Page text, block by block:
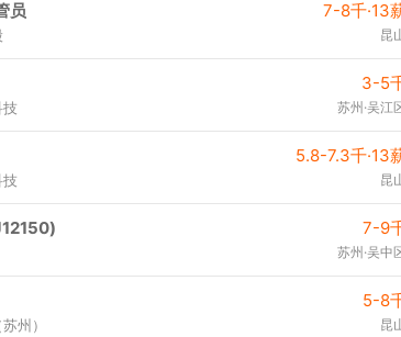
员 7-8千·13
昆
3-5
技 苏州·吴江
5.8-7.3千·13
技 昆
7-9
苏州·吴中
5-8
州） 昆